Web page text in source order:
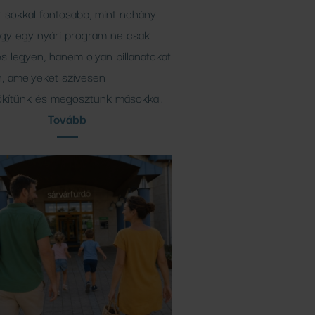
sokkal fontosabb, mint néhány
egy nyári program ne csak
legyen, hanem olyan pillanatokat
amelyeket szívesen
és megosztunk másokkal.
Tovább